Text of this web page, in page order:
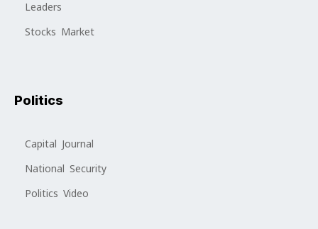
Leaders
Stocks Market
Politics
Capital Journal
National Security
Politics Video